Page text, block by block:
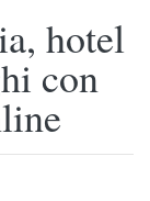
hotel
con